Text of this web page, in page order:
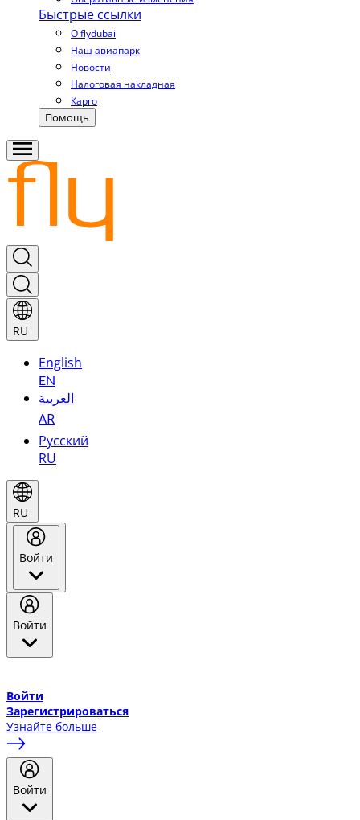
Быстрые ссылки
О flydubai
Наш авиапарк
Новости
Налоговая накладная
Карго
Помощь
RU
English
EN
العربية
AR
Русский
RU
RU
Войти
Войти
Войти
Зарегистрироваться
Узнайте больше
Войти